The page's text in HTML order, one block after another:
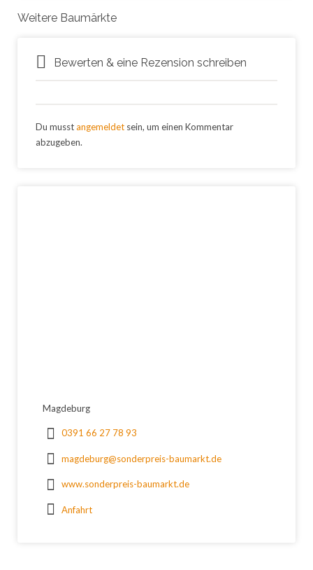
Weitere Baumärkte
Bewerten & eine Rezension schreiben
Du musstangemeldet sein, um einen Kommentar
abzugeben.
Magdeburg
0391 66 27 78 93
magdeburg@sonderpreis-baumarkt.de
www.sonderpreis-baumarkt.de
Anfahrt